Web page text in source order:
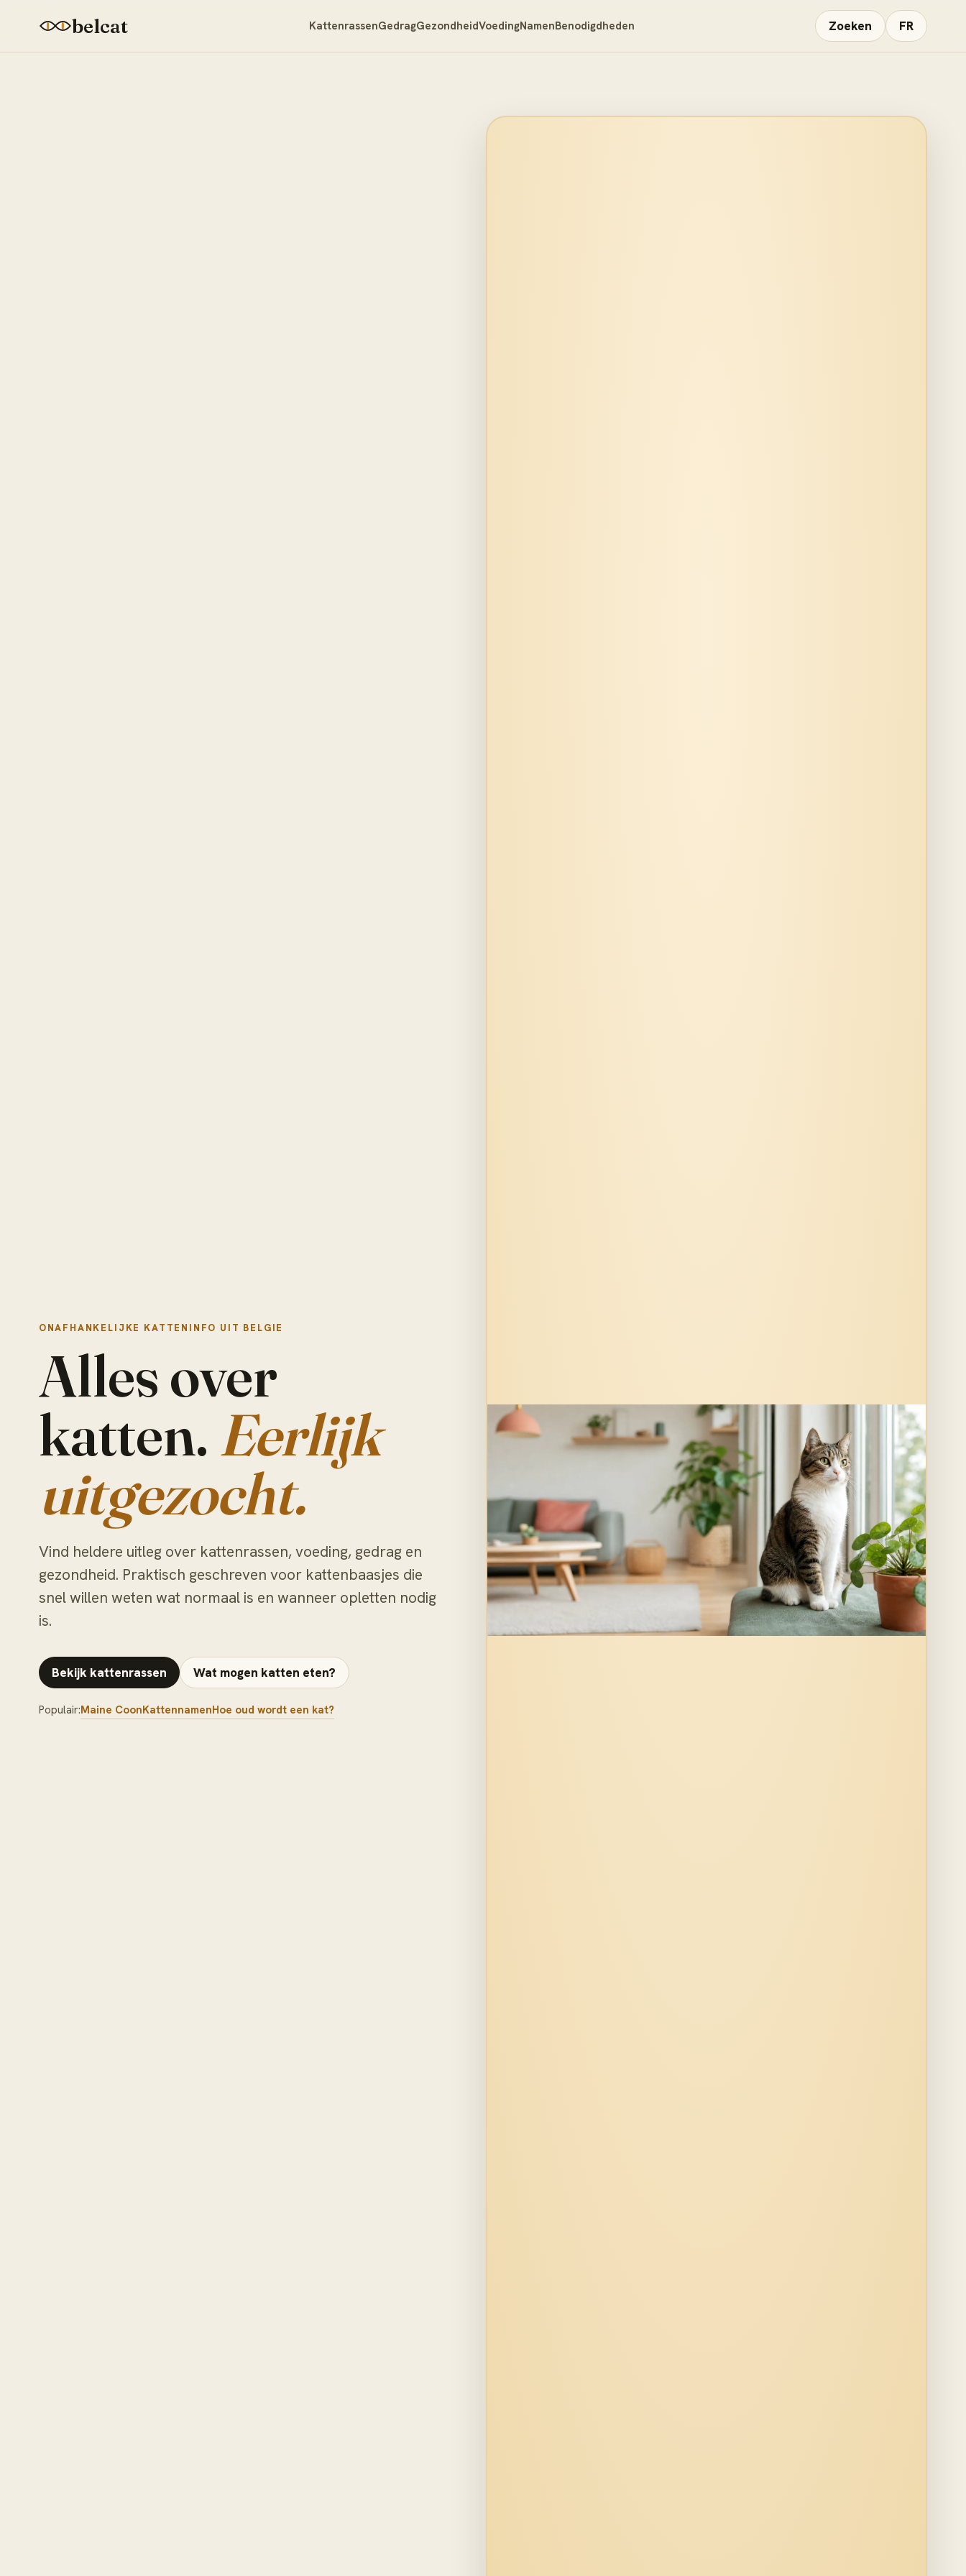
belcat KattenrassenGedragGezondheidVoedingNamenBenodigdheden Zoeken FR
ONAFHANKELIJKE KATTENINFO UIT BELGIE
Alles over
katten. Eerlijk
uitgezocht.
Vind heldere uitleg over kattenrassen, voeding, gedrag en
gezondheid. Praktisch geschreven voor kattenbaasjes die
snel willen weten wat normaal is en wanneer opletten nodig
is.
Bekijk kattenrassen Wat mogen katten eten?
Populair:Maine CoonKattennamenHoe oud wordt een kat?